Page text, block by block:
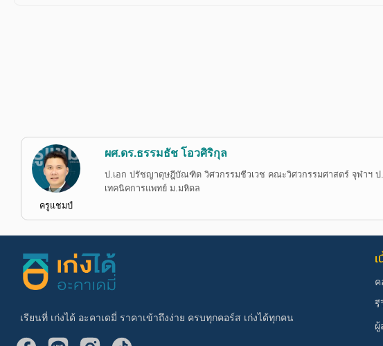
ครูแชมป์
ผศ.ดร.ธรรมธัช โอวศิริกุล
ป.เอก ปรัชญาดุษฎีบัณฑิต วิศวกรรมชีวเวช คณะวิศวกรรมศาสตร์ จุฬาฯ
เทคนิคการแพทย์ ม.มหิดล
เรียนที่ เก่งได้ อะคาเดมี่ ราคาเข้าถึงง่าย ครบทุกคอร์ส เก่งได้ทุกคน
ค
รี
ผู้